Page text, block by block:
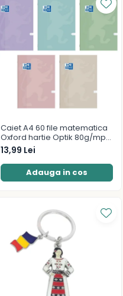
Caiet A4 60 file matematica
Oxford hartie Optik 80g/mp
motiv Touch Pastel
13,99 Lei
Adauga in cos